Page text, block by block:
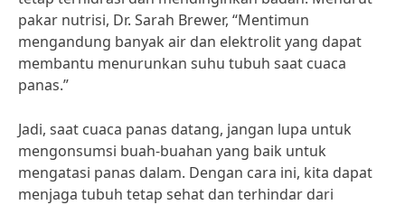
pakar nutrisi, Dr. Sarah Brewer, “Mentimun
mengandung banyak air dan elektrolit yang dapat
membantu menurunkan suhu tubuh saat cuaca
panas.”
Jadi, saat cuaca panas datang, jangan lupa untuk
mengonsumsi buah-buahan yang baik untuk
mengatasi panas dalam. Dengan cara ini, kita dapat
menjaga tubuh tetap sehat dan terhindar dari